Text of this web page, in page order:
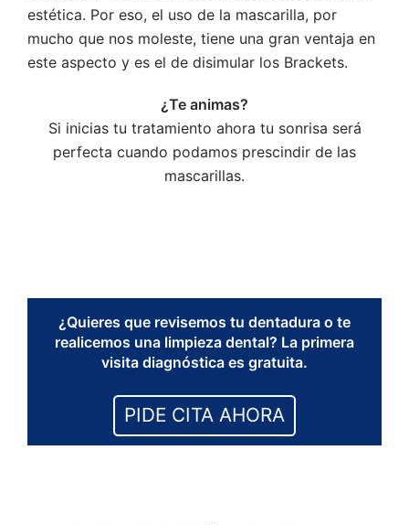
estética. Por eso, el uso de la mascarilla, por
mucho que nos moleste, tiene una gran ventaja en
este aspecto y es el de disimular los Brackets.
¿Te animas?
Si inicias tu tratamiento ahora tu sonrisa será
perfecta cuando podamos prescindir de las
mascarillas.
¿Quieres que revisemos tu dentadura o te
realicemos una limpieza dental? La primera
visita diagnóstica es gratuita.
PIDE CITA AHORA